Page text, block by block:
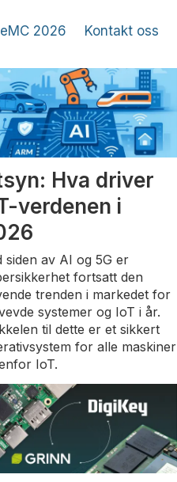
eMC 2026 Kontakt oss
Hva driver
verdenen i
siden av AI og 5G er
fortsatt den
trenden i markedet for
systemer og IoT i år.
til dette er et sikkert
for alle maskiner
IoT.